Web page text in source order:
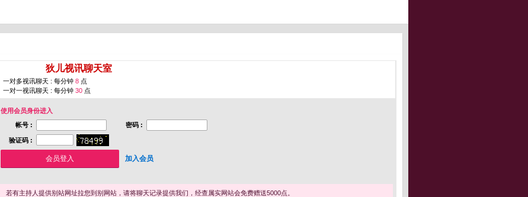
狄儿视讯聊天室
一对多视讯聊天 : 每分钟 8 点
一对一视讯聊天 : 每分钟 30 点
使用会员身份进入
帐号 :
密码 :
验证码 :
加入会员
若有主持人提供别站网址拉您到别网站，请将聊天记录提供我们，经查属实网站会免费赠送5000点。